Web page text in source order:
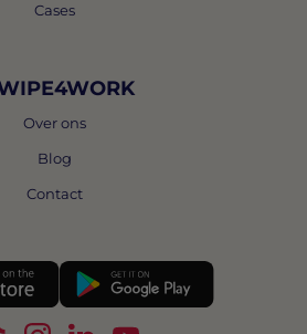
Cases
Over ons
Blog
Contact